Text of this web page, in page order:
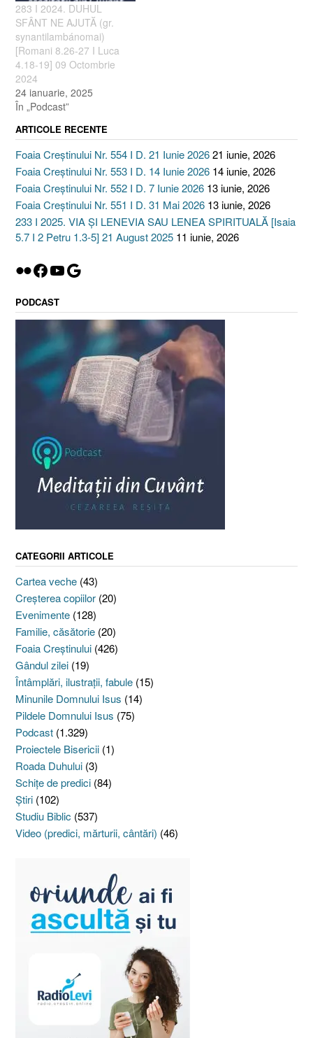
283 I 2024. DUHUL
SFÂNT NE AJUTĂ (gr.
synantilambánomai)
[Romani 8.26-27 I Luca
4.18-19] 09 Octombrie
2024
24 ianuarie, 2025
În „Podcast”
ARTICOLE RECENTE
Foaia Creștinului Nr. 554 I D. 21 Iunie 202621 iunie, 2026
Foaia Creștinului Nr. 553 I D. 14 Iunie 2026 14 iunie, 2026
Foaia Creștinului Nr. 552 I D. 7 Iunie 2026 13 iunie, 2026
Foaia Creștinului Nr. 551 I D. 31 Mai 2026 13 iunie, 2026
233 I 2025. VIA ȘI LENEVIA SAU LENEA SPIRITUALĂ [Isaia
5.7 I 2 Petru 1.3-5] 21 August 2025 11 iunie, 2026
Flickr
Facebook
YouTube
Google
PODCAST
CATEGORII ARTICOLE
Cartea veche (43)
Creşterea copiilor (20)
Evenimente (128)
Familie, căsătorie (20)
Foaia Creştinului (426)
Gândul zilei (19)
Întâmplări, ilustraţii, fabule (15)
Minunile Domnului Isus (14)
Pildele Domnului Isus (75)
Podcast (1.329)
Proiectele Bisericii (1)
Roada Duhului (3)
Schiţe de predici (84)
Ştiri (102)
Studiu Biblic (537)
Video (predici, mărturii, cântări) (46)